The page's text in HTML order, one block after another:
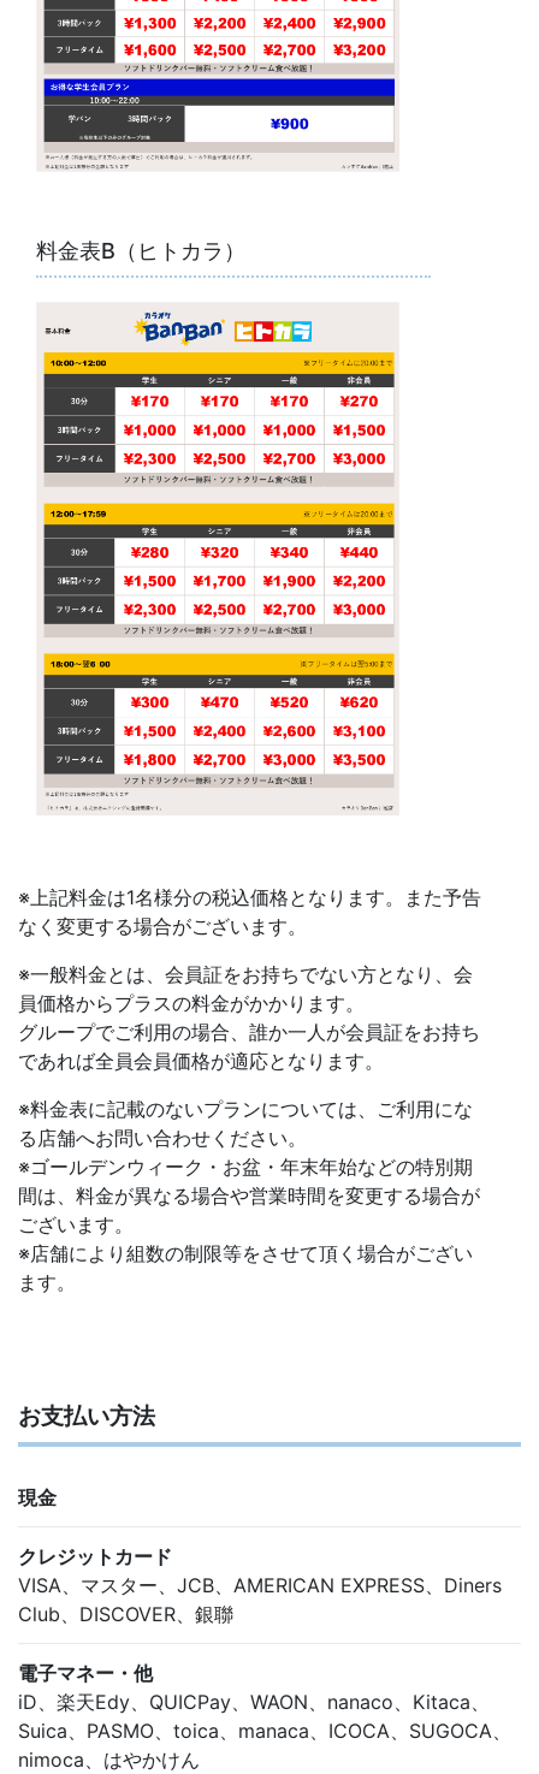
料金表B（ヒトカラ）
※上記料金は1名様分の税込価格となります。また予告
なく変更する場合がございます。
※一般料金とは、会員証をお持ちでない方となり、会
員価格からプラスの料金がかかります。
グループでご利用の場合、誰か一人が会員証をお持ち
であれば全員会員価格が適応となります。
※料金表に記載のないプランについては、ご利用にな
る店舗へお問い合わせください。
※ゴールデンウィーク・お盆・年末年始などの特別期
間は、料金が異なる場合や営業時間を変更する場合が
ございます。
※店舗により組数の制限等をさせて頂く場合がござい
ます。
お支払い方法
現金
クレジットカード
VISA、マスター、JCB、AMERICAN EXPRESS、Diners
Club、DISCOVER、銀聯
電子マネー・他
iD、楽天Edy、QUICPay、WAON、nanaco、Kitaca、
Suica、PASMO、toica、manaca、ICOCA、SUGOCA、
nimoca、はやかけん